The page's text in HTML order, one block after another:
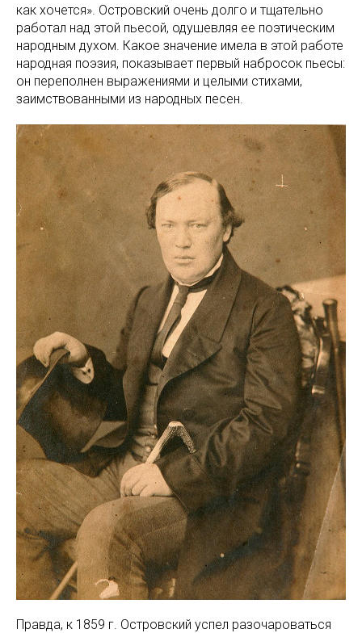
как хочется». Островский очень долго и тщательно
работал над этой пьесой, одушевляя ее поэтическим
народным духом. Какое значение имела в этой работе
народная поэзия, показывает первый набросок пьесы:
он переполнен выражениями и целыми стихами,
заимствованными из народных песен.
Правда, к 1859 г. Островский успел разочароваться